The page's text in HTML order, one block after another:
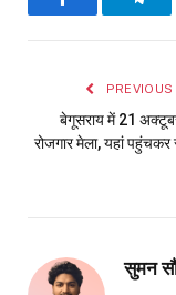
Facebook
बेगूसराय में 21
रोजगार मेला, यहां पहुंचकर
सुमन